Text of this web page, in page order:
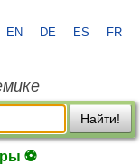
EN DE ES FR
Найти!
⚽